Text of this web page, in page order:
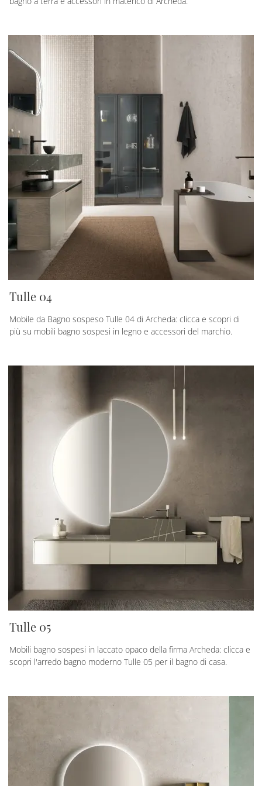
Tulle 04
Mobile da Bagno sospeso Tulle 04 di Archeda: clicca e scopri di
più su mobili bagno sospesi in legno e accessori del marchio.
Tulle 05
Mobili bagno sospesi in laccato opaco della firma Archeda: clicca e
scopri l'arredo bagno moderno Tulle 05 per il bagno di casa.